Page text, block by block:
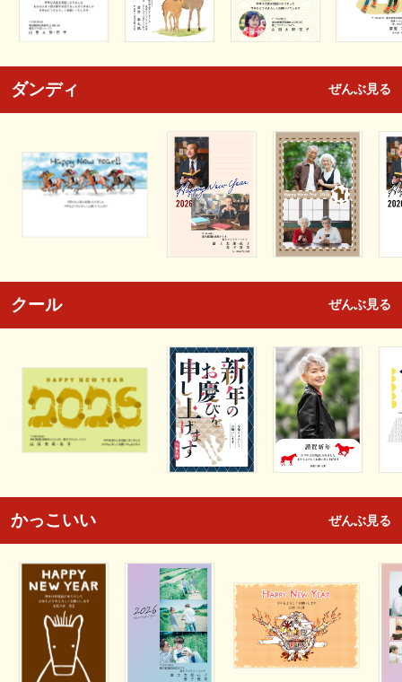
ダンディ ぜんぶ見る
クール ぜんぶ見る
かっこいい ぜんぶ見る